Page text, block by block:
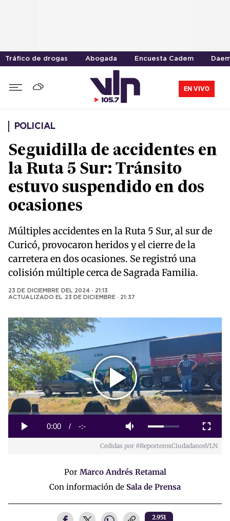
Tráfico de drogas Abogada Encuesta Cadem
EN VIVO
POLICIAL
Seguidilla de accidentes en
la Ruta 5 Sur: Tránsito
estuvo suspendido en dos
ocasiones
Múltiples accidentes en la Ruta 5 Sur, al sur de
Curicó, provocaron heridos y el cierre de la
carretera en dos ocasiones. Se registró una
colisión múltiple cerca de Sagrada Familia.
23 DE DICIEMBRE DEL 2024 · 21:13
ACTUALIZADO EL 23 DE DICIEMBRE · 21:37
Play
Video
Play Mute
Current
0:00 / Duration
-:-
Loaded:
Fullscreen
Cedidas por #ReporterosCiudadanosVLN
Por Marco Andrés Retamal
Con información de Sala de Prensa
2.951